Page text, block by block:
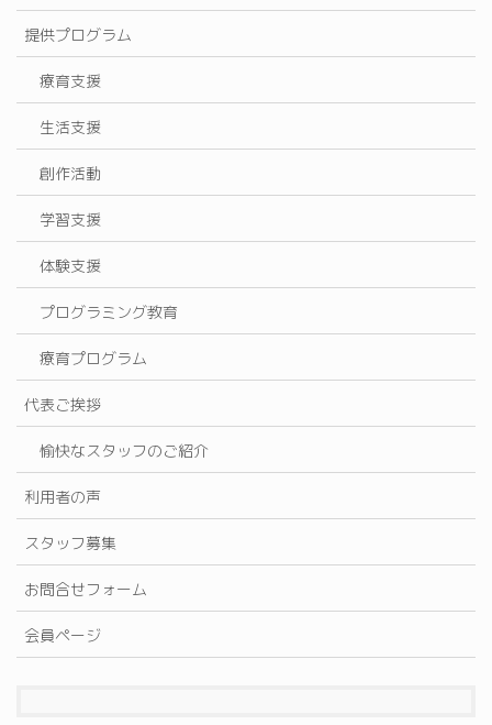
提供プログラム
療育支援
生活支援
創作活動
学習支援
体験支援
プログラミング教育
療育プログラム
代表ご挨拶
愉快なスタッフのご紹介
利用者の声
スタッフ募集
お問合せフォーム
会員ページ